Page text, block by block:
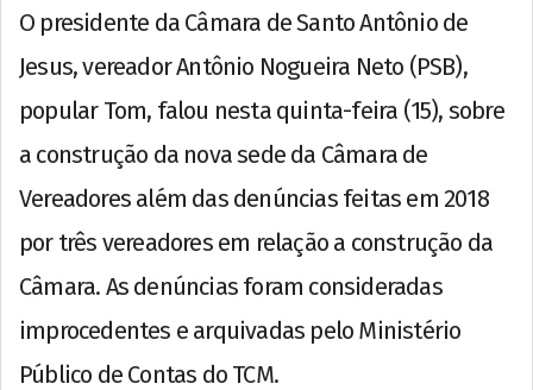
O presidente da Câmara de Santo Antônio de
Jesus, vereador Antônio Nogueira Neto (PSB),
popular Tom, falou nesta quinta-feira (15), sobre
a construção da nova sede da Câmara de
Vereadores além das denúncias feitas em 2018
por três vereadores em relação a construção da
Câmara. As denúncias foram consideradas
improcedentes e arquivadas pelo Ministério
Público de Contas do TCM.